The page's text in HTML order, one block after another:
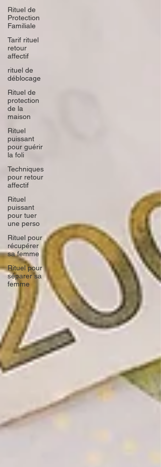
Rituel de
Protection
Familiale
Tarif rituel
retour
affectif
rituel de
déblocage
Rituel de
protection
de la
maison
Rituel
puissant
pour guérir
la foli
Techniques
pour retour
affectif
Rituel
puissant
pour tuer
une perso
Rituel pour
récupérer
sa femme
Rituel pour
séparer sa
femme